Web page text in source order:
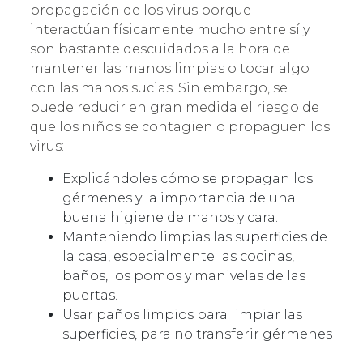
propagación de los virus porque
interactúan físicamente mucho entre sí y
son bastante descuidados a la hora de
mantener las manos limpias o tocar algo
con las manos sucias. Sin embargo, se
puede reducir en gran medida el riesgo de
que los niños se contagien o propaguen los
virus:
Explicándoles cómo se propagan los
gérmenes y la importancia de una
buena higiene de manos y cara.
Manteniendo limpias las superficies de
la casa, especialmente las cocinas,
baños, los pomos y manivelas de las
puertas.
Usar paños limpios para limpiar las
superficies, para no transferir gérmenes